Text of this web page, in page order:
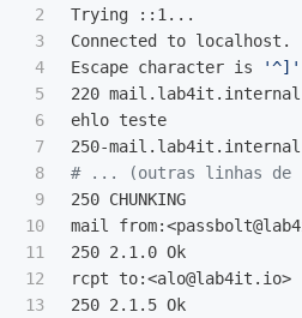
2
3
4
5
6
7
8
9
10
11
12
13
Trying ::1...
Connected to localhost.
Escape character is
'^]'
220 mail.lab4it.internal
ehlo teste
# ... (outras linhas de
250 CHUNKING
mail
250 2.1.0 Ok
rcpt to:<alo@lab4it.io>
250 2.1.5 Ok